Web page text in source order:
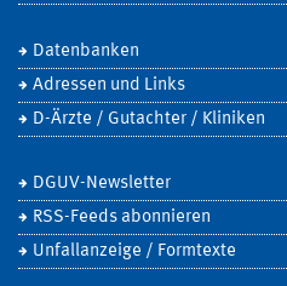
Datenbanken
Adressen und Links
D-Ärzte / Gutachter / Kliniken
DGUV-Newsletter
RSS-Feeds abonnieren
Unfallanzeige / Formtexte